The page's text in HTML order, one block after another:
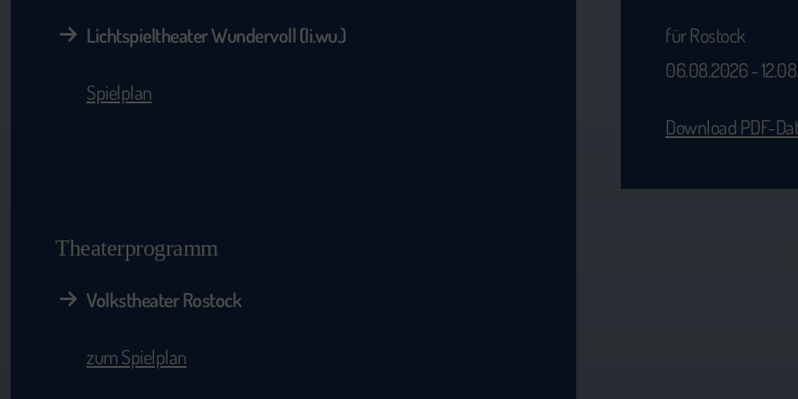
Lichtspieltheater Wundervoll (li.wu.)
Spielplan
für Rostock
06.08.2026 -
Download PDF-
Theaterprogramm
Volkstheater Rostock
zum Spielplan